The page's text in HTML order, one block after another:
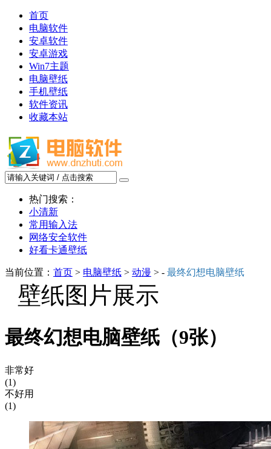
首页
电脑软件
安卓软件
安卓游戏
Win7主题
电脑壁纸
手机壁纸
软件资讯
收藏本站
热门搜索：
小清新
常用输入法
网络安全软件
好看卡通壁纸
当前位置： 首页 > 电脑壁纸 > 动漫 > - 最终幻想电脑壁纸
壁纸图片展示
最终幻想电脑壁纸（9张）
非常好
(1)
不好用
(1)